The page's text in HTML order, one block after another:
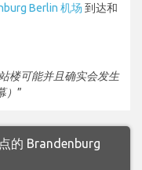
Berlin 机场 到达和
楼可能并且确实会发生
”
的 Brandenburg